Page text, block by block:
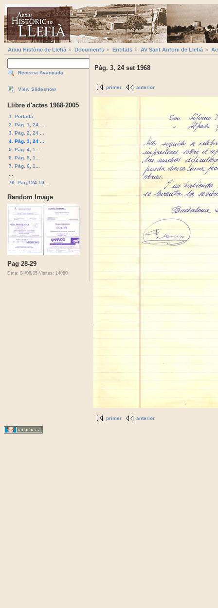
Arxiu Històric de Llefià Documents Entitats AV Sant Antoni de Llefià
Recerca Avançada
View Slideshow
Llibre d'actes 1968-2005
1. Portada
2. Pàg. 1, 24 ...
3. Pàg. 2, 24 ...
4. Pàg. 3, 24 ...
5. Pàg. 4, 1...
6. Pàg. 5, 1...
7. Pàg. 6, 1...
79. Pag 124 10 ...
Random Image
Pag 28-29
Data: 04/08/05 Visites: 14050
Pàg. 3, 24 set 1968
primer anterior
primer anterior